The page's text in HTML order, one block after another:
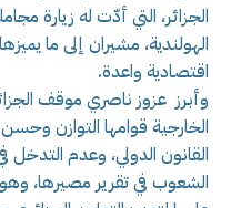
الجزائر، التي أدّت له زيارة
الهولندية، مشيران إلى ما
اقتصادية واعدة.
وأبرز عزوز ناصري موقف
الخارجية قوامها التوازن
القانون الدولي، وعدم
الشعوب في تقرير مصيرها،